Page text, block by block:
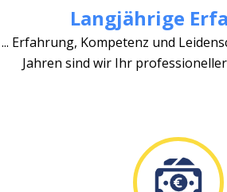
Langjährige
... Erfahrung, Kompetenz und
Jahren sind wir Ihr